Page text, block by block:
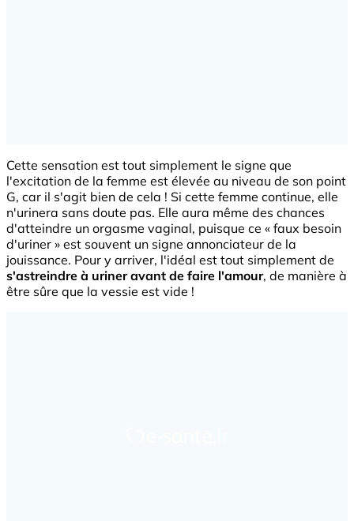
Cette sensation est tout simplement le signe que
l'excitation de la femme est élevée au niveau de son point
G, car il s'agit bien de cela ! Si cette femme continue, elle
n'urinera sans doute pas. Elle aura même des chances
d'atteindre un orgasme vaginal, puisque ce « faux besoin
d'uriner » est souvent un signe annonciateur de la
jouissance. Pour y arriver, l'idéal est tout simplement de
s'astreindre à uriner avant de faire l'amour, de manière à
être sûre que la vessie est vide !